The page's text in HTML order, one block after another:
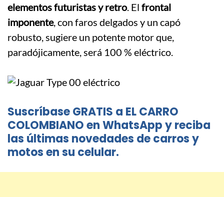
elementos futuristas y retro. El frontal
imponente, con faros delgados y un capó
robusto, sugiere un potente motor que,
paradójicamente, será 100 % eléctrico.
Suscríbase GRATIS a EL CARRO
COLOMBIANO en WhatsApp y reciba
las últimas novedades de carros y
motos en su celular.